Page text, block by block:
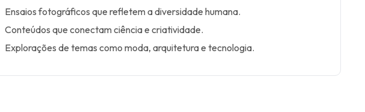
Ensaios fotográficos que refletem a diversidade humana.
Conteúdos que conectam ciência e criatividade.
Explorações de temas como moda, arquitetura e tecnologia.